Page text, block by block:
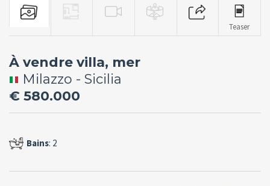
Teaser
À vendre villa, mer
Milazzo - Sicilia
€ 580.000
Bains: 2